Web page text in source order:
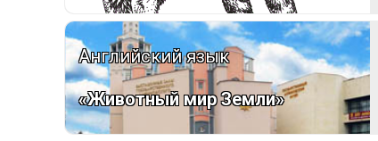
Английский язык
«Животный мир Земли»